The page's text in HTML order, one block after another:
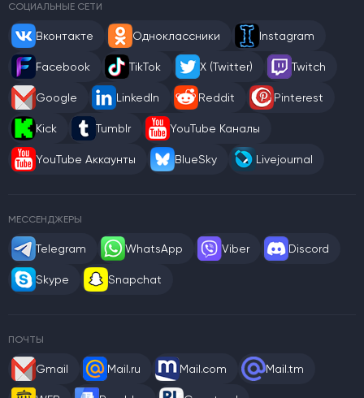
СОЦИАЛЬНЫЕ СЕТИ
Вконтакте Одноклассники Instagram
Facebook TikTok X (Twitter) Twitch
Google LinkedIn Reddit Pinterest
Kick Tumblr YouTube Каналы
YouTube Аккаунты BlueSky Livejournal
МЕССЕНДЖЕРЫ
Telegram WhatsApp Viber Discord
Skype Snapchat
ПОЧТЫ
Gmail Mail.ru Mail.com Mail.tm